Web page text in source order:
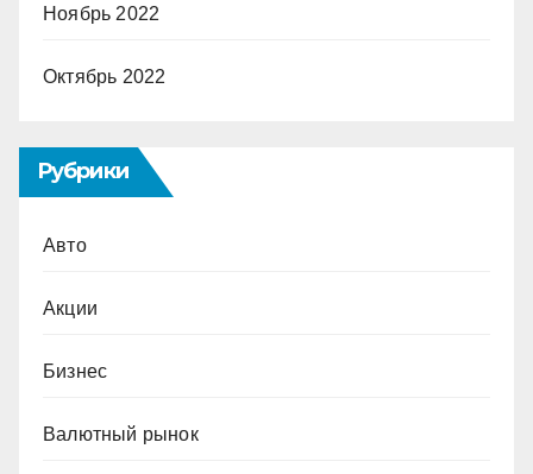
Ноябрь 2022
Октябрь 2022
Рубрики
Авто
Акции
Бизнес
Валютный рынок